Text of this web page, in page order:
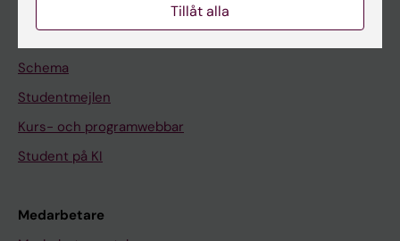
Schema
Studentmejlen
Kurs- och programwebbar
Student på KI
Medarbetare
Tillåt alla